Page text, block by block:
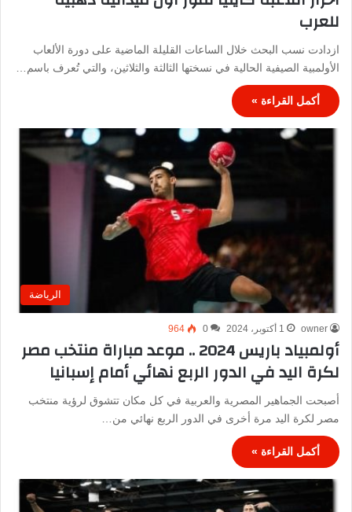
للعرب
ازدادت نسب البحث خلال الساعات القليلة الماضية على دورة الألعاب
الأولمبية الصيفية الحالية في نسختها الثالثة والثلاثين، والتي تُعرف باسم…
أكمل القراءة »
الرياضة
owner 1 أكتوبر، 2024 0
964
أولمبياد باريس 2024 .. موعد مباراة منتخب مصر
لكرة اليد في الدور الربع نهائي أمام إسبانيا
أصبحت الجماهير المصرية والعربية في كل مكان تتشوق لرؤية منتخب
مصر لكرة اليد مرة أخرى في الدور الربع نهائي من…
أكمل القراءة »